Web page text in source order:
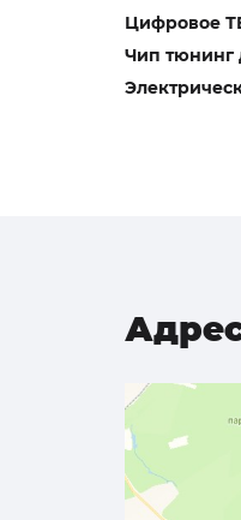
Цифровое
Чип тюнинг